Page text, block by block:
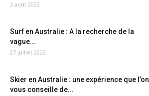
3 août 2022
Surf en Australie : A la recherche de la
vague...
27 juillet 2022
Skier en Australie : une expérience que l’on
vous conseille de...